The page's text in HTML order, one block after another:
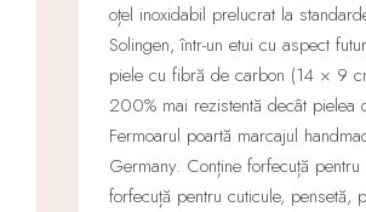
oțel inoxidabil prelucrat la
Solingen, într-un etui cu aspect
piele cu fibră de carbon (14 × 9
200% mai rezistentă decât pielea
Fermoarul poartă marcajul
Germany. Conține forfecuță pentru
forfecuță pentru cuticule, pensetă,